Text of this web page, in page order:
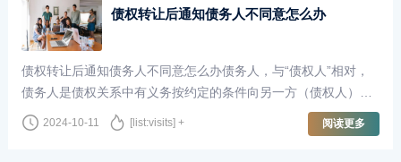
债权转让后通知债务人不同意怎么办
债权转让后通知债务人不同意怎么办债务人，与“债权人”相对，
债务人是债权关系中有义务按约定的条件向另一方（债权人）承
担为或不为一定行为的当事人。是指根据法律或合同、契约的规
定，在借债关系中对债权人负有偿···
2024-10-11 [list:visits] + 阅读更多